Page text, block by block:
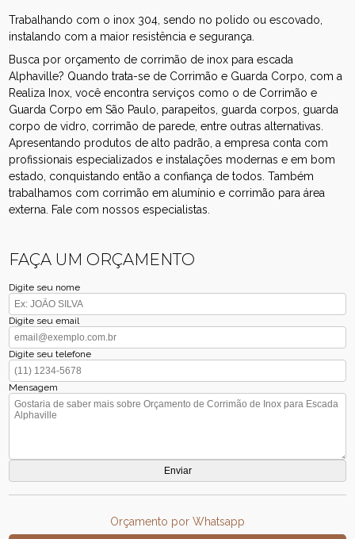
Trabalhando com o inox 304, sendo no polido ou escovado,
instalando com a maior resistência e segurança.
Busca por orçamento de corrimão de inox para escada
Alphaville? Quando trata-se de Corrimão e Guarda Corpo, com a
Realiza Inox, você encontra serviços como o de Corrimão e
Guarda Corpo em São Paulo, parapeitos, guarda corpos, guarda
corpo de vidro, corrimão de parede, entre outras alternativas.
Apresentando produtos de alto padrão, a empresa conta com
profissionais especializados e instalações modernas e em bom
estado, conquistando então a confiança de todos. Também
trabalhamos com corrimão em alumínio e corrimão para área
externa. Fale com nossos especialistas.
FAÇA UM ORÇAMENTO
Digite seu nome
Digite seu email
Digite seu telefone
Mensagem
Orçamento por Whatsapp